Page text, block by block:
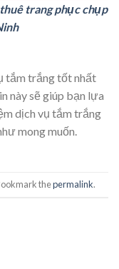
trang phục chụp
tắm trắng tốt nhất
này sẽ giúp bạn lựa
dịch vụ tắm trắng
mong muốn.
thepermalink.